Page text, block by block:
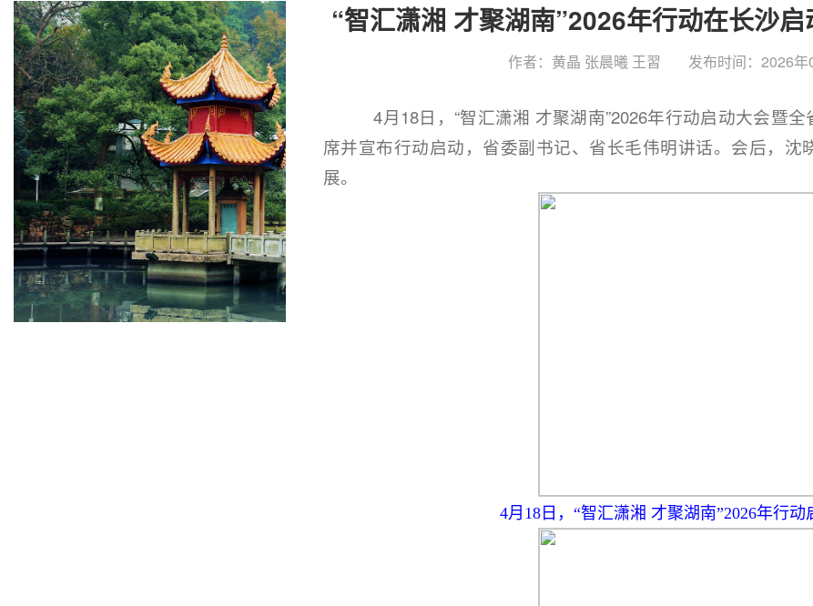
“智汇潇湘 才聚湖南”2026年行动在长沙
作者：黄晶 张晨曦 王習 发布时间：2026
4月18日，“智汇潇湘 才聚湖南”2026年行动启动大会暨
席并宣布行动启动，省委副书记、省长毛伟明讲话。会后，
展。
4月18日，“智汇潇湘 才聚湖南”2026年行